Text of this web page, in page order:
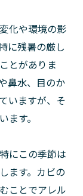
化や環境の影
に残暑の厳し
とがありま
鼻水、目のか
いますが、そ
す。
にこの季節は
ます。カビの
ことでアレル